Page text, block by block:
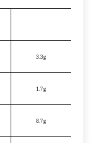
3.3g
1.7g
8.7g